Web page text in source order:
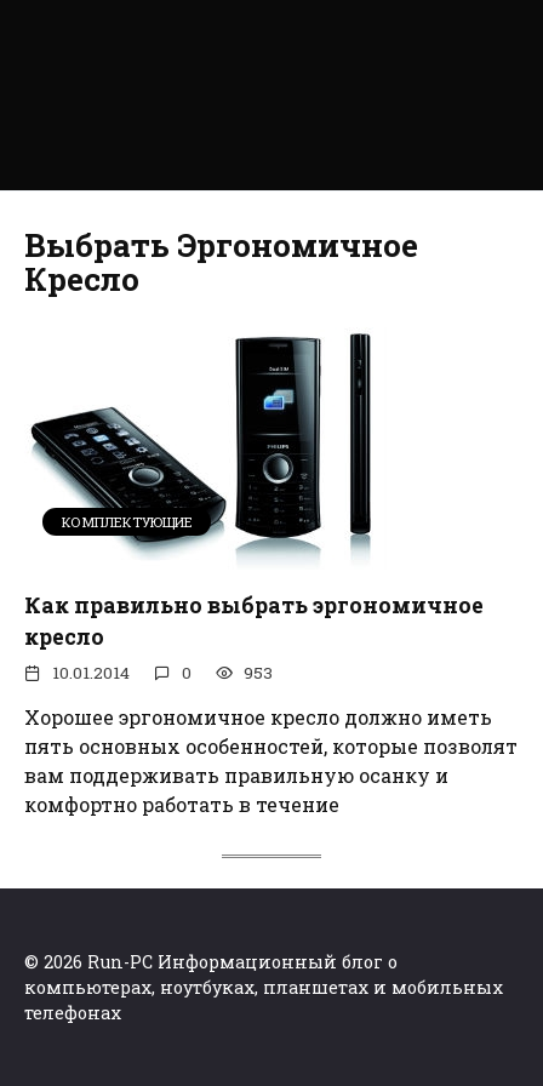
Выбрать Эргономичное
Кресло
КОМПЛЕКТУЮЩИЕ
Как правильно выбрать эргономичное
кресло
10.01.2014 0 953
Хорошее эргономичное кресло должно иметь
пять основных особенностей, которые позволят
вам поддерживать правильную осанку и
комфортно работать в течение
© 2026 Run-PC Информационный блог о
компьютерах, ноутбуках, планшетах и мобильных
телефонах